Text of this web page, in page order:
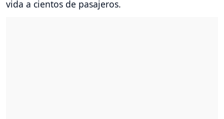
vida a cientos de pasajeros.